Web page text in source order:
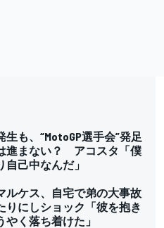
生も、“MotoGP選手会”発足
進まない？ アコスタ「僕
自己中なんだ」
ルケス、自宅で弟の大事故
りにしショック「彼を抱き
やく落ち着けた」